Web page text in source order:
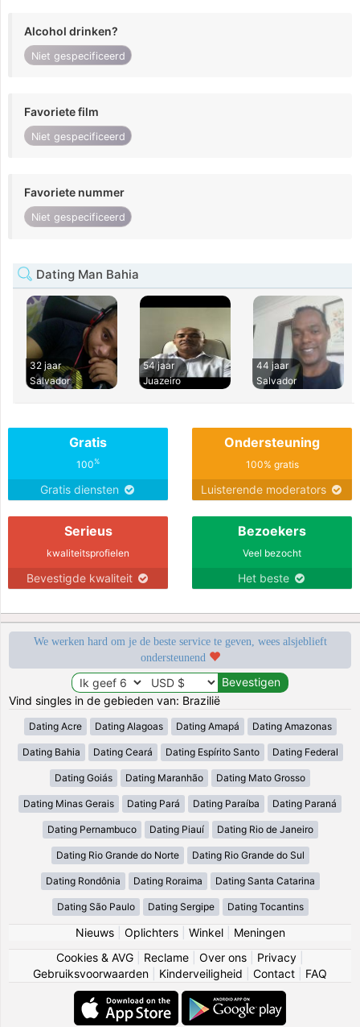
Alcohol drinken?
Niet gespecificeerd
Favoriete film
Niet gespecificeerd
Favoriete nummer
Niet gespecificeerd
Dating Man Bahia
32 jaar
Salvador
54 jaar
Juazeiro
44 jaar
Salvador
Gratis
100%
Gratis diensten
Ondersteuning
100% gratis
Luisterende moderators
Serieus
kwaliteitsprofielen
Bevestigde kwaliteit
Bezoekers
Veel bezocht
Het beste
We werken hard om je de beste service te geven, wees alsjeblieft
ondersteunend
Vind singles in de gebieden van: Brazilië
Dating Acre Dating Alagoas Dating Amapá Dating Amazonas
Dating Bahia Dating Ceará Dating Espírito Santo Dating Federal
Dating Goiás Dating Maranhão Dating Mato Grosso
Dating Minas Gerais Dating Pará Dating Paraíba Dating Paraná
Dating Pernambuco Dating Piauí Dating Rio de Janeiro
Dating Rio Grande do Norte Dating Rio Grande do Sul
Dating Rondônia Dating Roraima Dating Santa Catarina
Dating São Paulo Dating Sergipe Dating Tocantins
Nieuws| Oplichters| Winkel| Meningen
Cookies & AVG
Reclame Over ons Privacy
Gebruiksvoorwaarden
Kinderveiligheid Contact FAQ